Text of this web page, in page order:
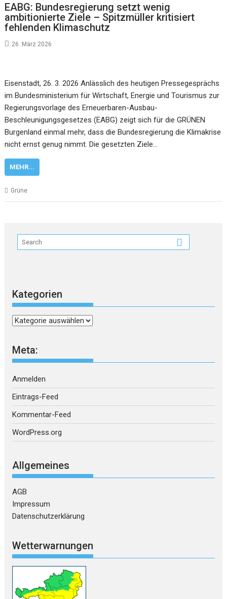
EABG: Bundesregierung setzt wenig
ambitionierte Ziele – Spitzmüller kritisiert
fehlenden Klimaschutz
26. März 2026
Eisenstadt, 26. 3. 2026 Anlässlich des heutigen Pressegesprächs
im Bundesministerium für Wirtschaft, Energie und Tourismus zur
Regierungsvorlage des Erneuerbaren-Ausbau-
Beschleunigungsgesetzes (EABG) zeigt sich für die GRÜNEN
Burgenland einmal mehr, dass die Bundesregierung die Klimakrise
nicht ernst genug nimmt. Die gesetzten Ziele…
MEHR...
Grüne
Kategorien
Kategorien
Meta:
Anmelden
Eintrags-Feed
Kommentar-Feed
WordPress.org
Allgemeines
AGB
Impressum
Datenschutzerklärung
Wetterwarnungen